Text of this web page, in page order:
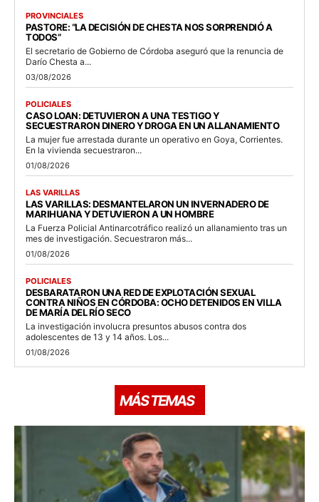
PROVINCIALES
PASTORE: “LA DECISIÓN DE CHESTA NOS SORPRENDIÓ A
TODOS”
El secretario de Gobierno de Córdoba aseguró que la renuncia de
Darío Chesta a...
03/08/2026
POLICIALES
CASO LOAN: DETUVIERON A UNA TESTIGO Y
SECUESTRARON DINERO Y DROGA EN UN ALLANAMIENTO
La mujer fue arrestada durante un operativo en Goya, Corrientes.
En la vivienda secuestraron...
01/08/2026
LAS VARILLAS
LAS VARILLAS: DESMANTELARON UN INVERNADERO DE
MARIHUANA Y DETUVIERON A UN HOMBRE
La Fuerza Policial Antinarcotráfico realizó un allanamiento tras un
mes de investigación. Secuestraron más...
01/08/2026
POLICIALES
DESBARATARON UNA RED DE EXPLOTACIÓN SEXUAL
CONTRA NIÑOS EN CÓRDOBA: OCHO DETENIDOS EN VILLA
DE MARÍA DEL RÍO SECO
La investigación involucra presuntos abusos contra dos
adolescentes de 13 y 14 años. Los...
01/08/2026
MÁS TEMAS